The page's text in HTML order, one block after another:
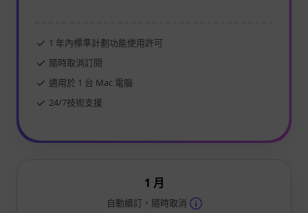
1 月
自動續訂，隨時取消
1 年內標準計劃功能使用許可
隨時取消訂閱
適用於 1 台 Mac 電腦
24/7技術支援